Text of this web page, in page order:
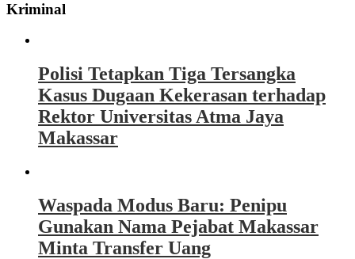
Kriminal
Polisi Tetapkan Tiga Tersangka
Kasus Dugaan Kekerasan terhadap
Rektor Universitas Atma Jaya
Makassar
Waspada Modus Baru: Penipu
Gunakan Nama Pejabat Makassar
Minta Transfer Uang